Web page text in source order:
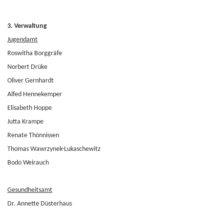
3. Verwaltung
Jugendamt
Roswitha Borggräfe
Norbert Drüke
Oliver Gernhardt
Alfed Hennekemper
Elisabeth Hoppe
Jutta Krampe
Renate Thönnissen
Thomas Wawrzynek-Lukaschewitz
Bodo Weirauch
Gesundheitsamt
Dr. Annette Düsterhaus